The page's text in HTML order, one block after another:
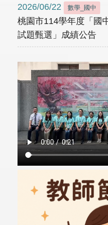
2026/06/22 數學_國中
桃園市114學年度「國
試題甄選」成績公告